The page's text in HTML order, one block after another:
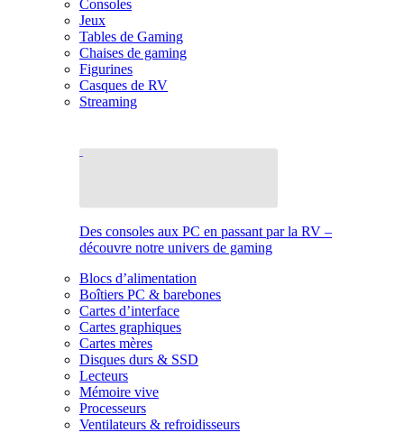
Consoles
Jeux
Tables de Gaming
Chaises de gaming
Figurines
Casques de RV
Streaming
Des consoles aux PC en passant par la RV –
découvre notre univers de gaming
Blocs d’alimentation
Boîtiers PC & barebones
Cartes d’interface
Cartes graphiques
Cartes mères
Disques durs & SSD
Lecteurs
Mémoire vive
Processeurs
Ventilateurs & refroidisseurs